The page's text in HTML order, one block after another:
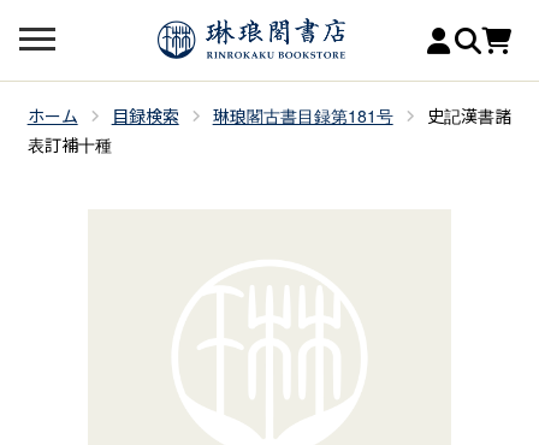
ホーム 目録検索 琳琅閣古書目録第181号
史記漢書諸
表訂補十種